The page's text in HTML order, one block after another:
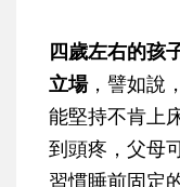
四歲左右的孩
立場，譬如說
能堅持不肯上
到頭疼，父母
習慣睡前固定